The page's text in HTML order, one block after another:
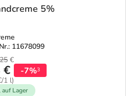
5%
11678099
€
€
1 l)
-7%3
Lager